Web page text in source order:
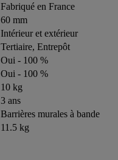
Fabriqué en France
60 mm
Intérieur et extérieur
Tertiaire, Entrepôt
Oui - 100 %
Oui - 100 %
10 kg
3 ans
Barrières murales à bande
11.5 kg